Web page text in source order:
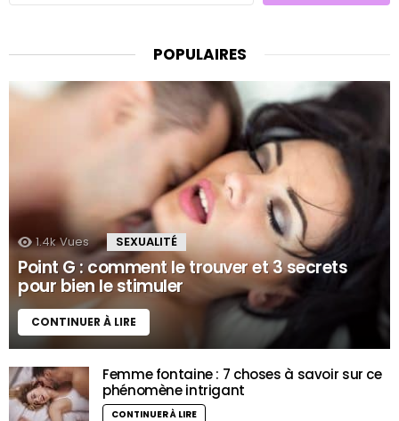
POPULAIRES
1.4k Vues SEXUALITÉ
Point G : comment le trouver et 3 secrets
pour bien le stimuler
CONTINUER À LIRE
Femme fontaine : 7 choses à savoir sur ce
phénomène intrigant
CONTINUER À LIRE